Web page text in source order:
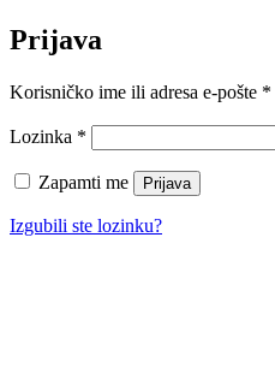
Prijava
Korisničko ime ili adresa e-pošte *
Lozinka *
Zapamti me Prijava
Izgubili ste lozinku?